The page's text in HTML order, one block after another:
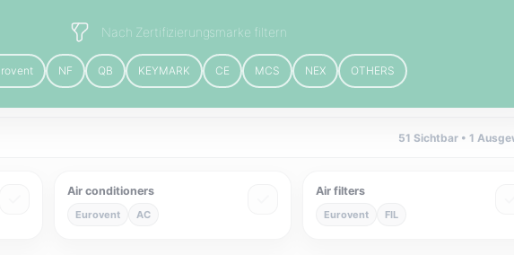
Nach Zertifizierungsmarke filtern
NF QB KEYMARK CE MCS NEX OTHERS
51 Sichtbar • 1
Air conditioners
Eurovent AC
Air filters
Eurovent FIL